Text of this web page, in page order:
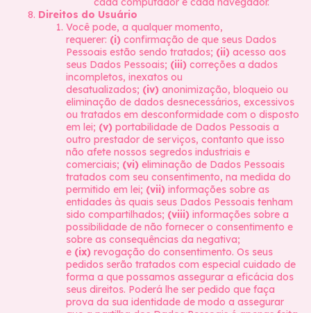
Direitos do Usuário
Você pode, a qualquer momento,
requerer: (i) confirmação de que seus Dados
Pessoais estão sendo tratados; (ii) acesso aos
seus Dados Pessoais; (iii) correções a dados
incompletos, inexatos ou
desatualizados; (iv) anonimização, bloqueio ou
eliminação de dados desnecessários, excessivos
ou tratados em desconformidade com o disposto
em lei; (v) portabilidade de Dados Pessoais a
outro prestador de serviços, contanto que isso
não afete nossos segredos industriais e
comerciais; (vi) eliminação de Dados Pessoais
tratados com seu consentimento, na medida do
permitido em lei; (vii) informações sobre as
entidades às quais seus Dados Pessoais tenham
sido compartilhados; (viii) informações sobre a
possibilidade de não fornecer o consentimento e
sobre as consequências da negativa;
e (ix) revogação do consentimento. Os seus
pedidos serão tratados com especial cuidado de
forma a que possamos assegurar a eficácia dos
seus direitos. Poderá lhe ser pedido que faça
prova da sua identidade de modo a assegurar